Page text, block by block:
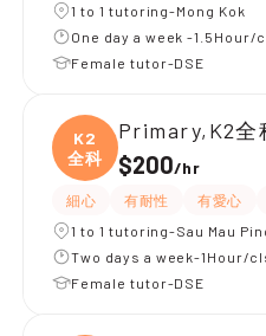
1 to 1 tutoring-Mong Kok
One day a week -1.5Hour/
Female tutor-DSE
K2
全科
Primary,K2全
$200/hr
細心 有耐性 有愛心
1 to 1 tutoring-Sau Mau
Two days a week-1Hour/
Female tutor-DSE